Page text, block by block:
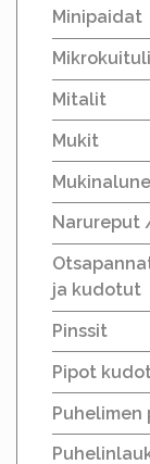
Minipaidat
Mitalit
Mukit
Narureput
ja kudotut
Pinssit
Pipot
Puhelimen